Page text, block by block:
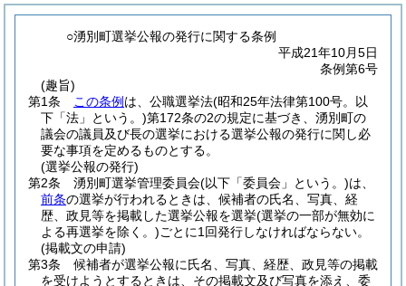
○湧別町選挙公報の発行に関する条例
平成21年10月5日
条例第6号
(趣旨)
第1条
この条例 は、公職選挙法(昭和25年法律第100号。以
下「法」という。)第172条の2の規定に基づき、湧別町の
議会の議員及び長の選挙における選挙公報の発行に関し必
要な事項を定めるものとする。
(選挙公報の発行)
第2条
湧別町選挙管理委員会(以下「委員会」という。)は、
前条の選挙が行われるときは、候補者の氏名、写真、経
歴、政見等を掲載した選挙公報を選挙(選挙の一部が無効に
よる再選挙を除く。)ごとに1回発行しなければならない。
(掲載文の申請)
第3条
候補者が選挙公報に氏名、写真、経歴、政見等の掲載
を受けようとするときは、その掲載文及び写真を添え、委